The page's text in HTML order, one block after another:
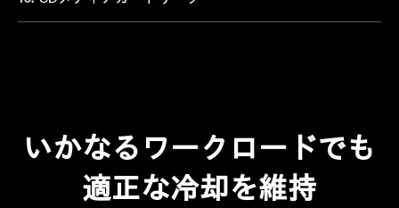
いかなるワークロードでも
適正な冷却を維持